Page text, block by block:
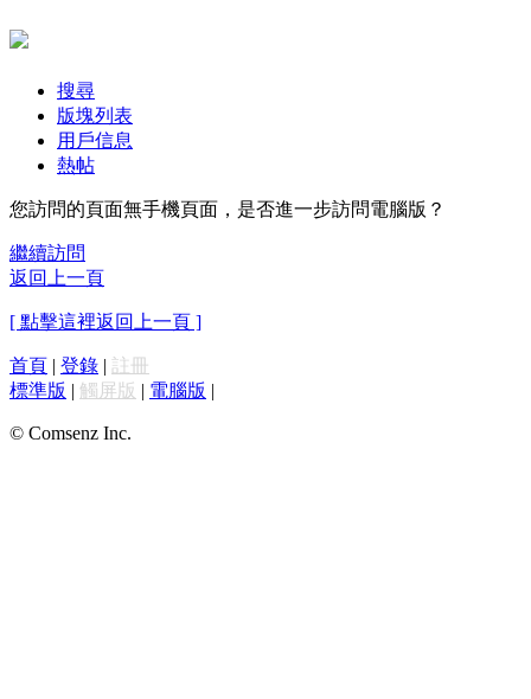
搜尋
版塊列表
用戶信息
熱帖
您訪問的頁面無手機頁面，是否進一步訪問電腦版？
繼續訪問
返回上一頁
[ 點擊這裡返回上一頁 ]
首頁 | 登錄 | 註冊
標準版 | 觸屏版 | 電腦版 |
© Comsenz Inc.